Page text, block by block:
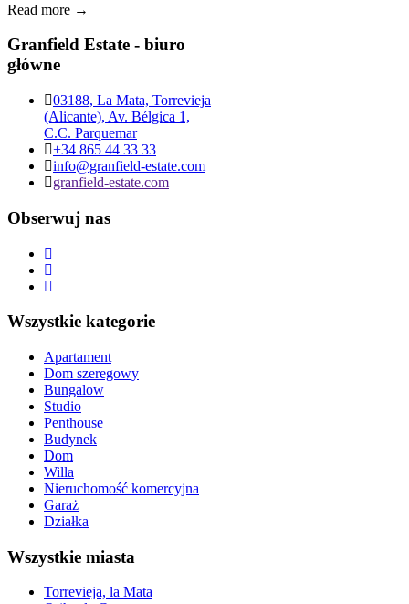
Read more →
Granfield Estate - biuro
główne
03188, La Mata, Torrevieja
(Alicante), Av. Bélgica 1,
C.C. Parquemar
+34 865 44 33 33
info@granfield-estate.com
granfield-estate.com
Obserwuj nas
Wszystkie kategorie
Apartament
Dom szeregowy
Bungalow
Studio
Penthouse
Budynek
Dom
Willa
Nieruchomość komercyjna
Garaż
Działka
Wszystkie miasta
Torrevieja, la Mata